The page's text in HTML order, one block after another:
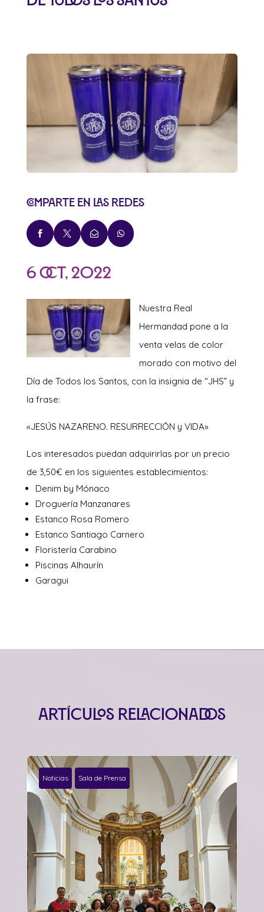
Comparte en las redes
   
6 Oct, 2022
Nuestra Real
Hermandad pone a la
venta velas de color
morado con motivo del
Día de Todos los Santos, con la insignia de “JHS” y
la frase:
«JESÚS NAZARENO. RESURRECCIÓN y VIDA»
Los interesados puedan adquirirlas por un precio
de 3,50€ en los siguientes establecimientos:
Denim by Mónaco
Droguería Manzanares
Estanco Rosa Romero
Estanco Santiago Carnero
Floristería Carabino
Piscinas Alhaurín
Garagui
Artículos relacionados
Noticias Sala de Prensa